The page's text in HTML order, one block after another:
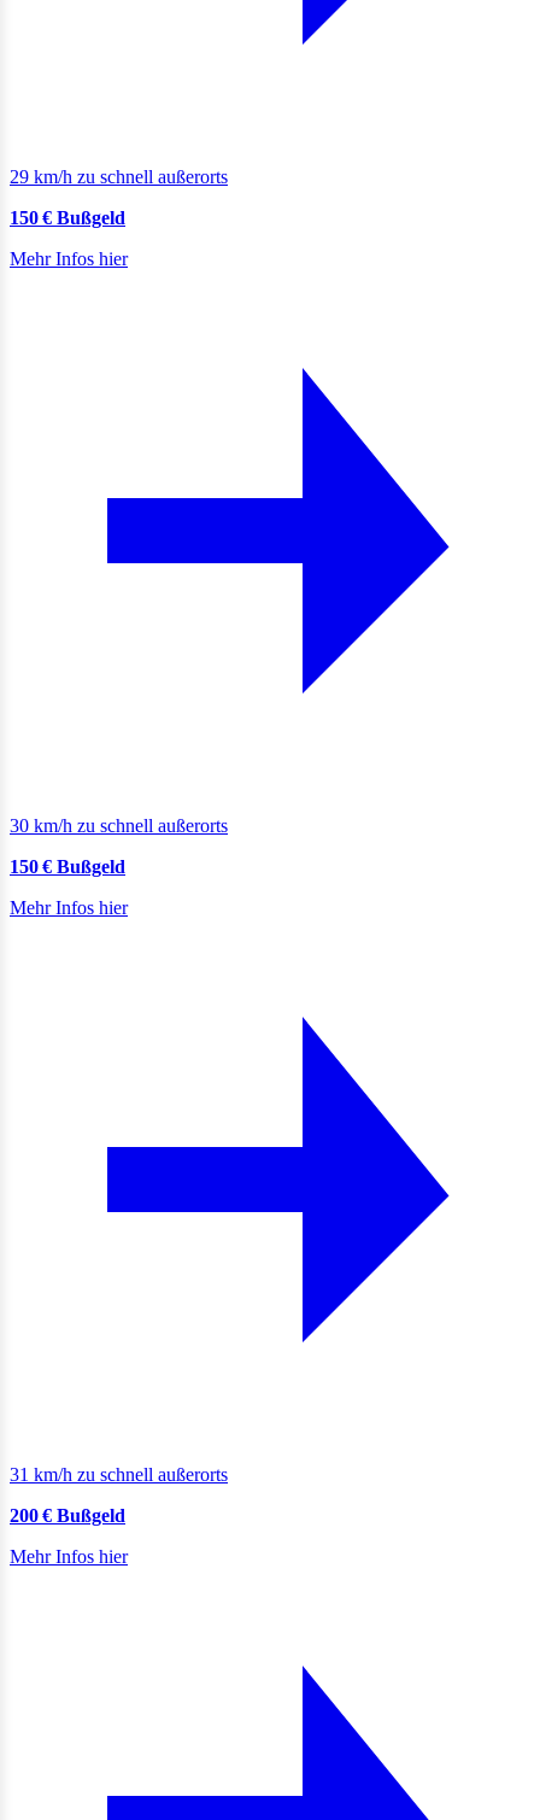
29 km/h zu schnell außerorts
150 € Bußgeld
Mehr Infos hier
30 km/h zu schnell außerorts
150 € Bußgeld
Mehr Infos hier
31 km/h zu schnell außerorts
200 € Bußgeld
Mehr Infos hier